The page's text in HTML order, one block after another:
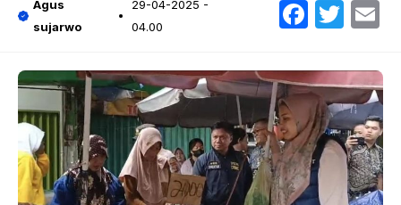
Agus
sujarwo
29-04-2025 -
04.00